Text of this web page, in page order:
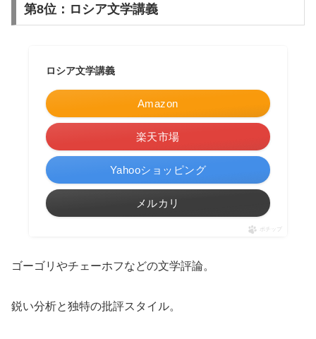
第8位：ロシア文学講義
ロシア文学講義
Amazon
楽天市場
Yahooショッピング
メルカリ
ポチップ
ゴーゴリやチェーホフなどの文学評論。
鋭い分析と独特の批評スタイル。